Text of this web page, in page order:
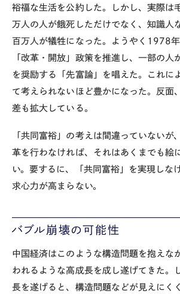
裕福な生活を公約した。しかし、実際は
万人の人が餓死しただけでなく、知識人
百万人が犠牲になった。ようやく 1978
「改革・開放」政策を推進し、一部の人
を奨励する「先富論」を唱えた。これに
て考えられないほど豊かになった。反面
差も拡大している。
「共同富裕」の考えは間違っていないが
革を行わなければ、それはあくまでも絵
い。要するに、「共同富裕」を実現しな
求心力が高まらない。
バブル崩壊の可能性
中国経済はこのような構造問題を抱えな
われるような高成長を成し遂げてきた。
長を遂げると、構造問題などが見えにく